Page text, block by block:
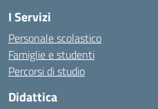
I Servizi
Personale scolastico
Famiglie e studenti
Percorsi di studio
Didattica